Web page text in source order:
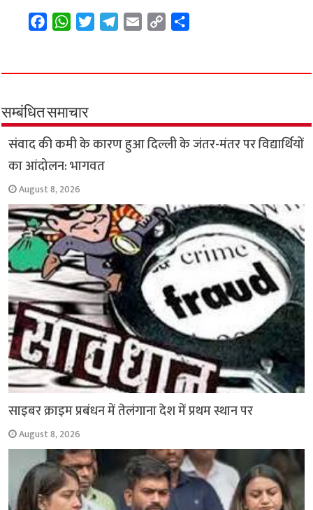
e
o
o
k
W
t
A
p
p
t
r
e
a
m
i
y
n
k
r
सम्बंधित समाचार
संवाद की कमी के कारण हुआ दिल्ली के जंतर-मंतर पर विद्यार्थियों
का आंदोलन: भागवत
August 8, 2026
साइबर क्राइम प्रबंधन में तेलंगाना देश में प्रथम स्थान पर
August 8, 2026